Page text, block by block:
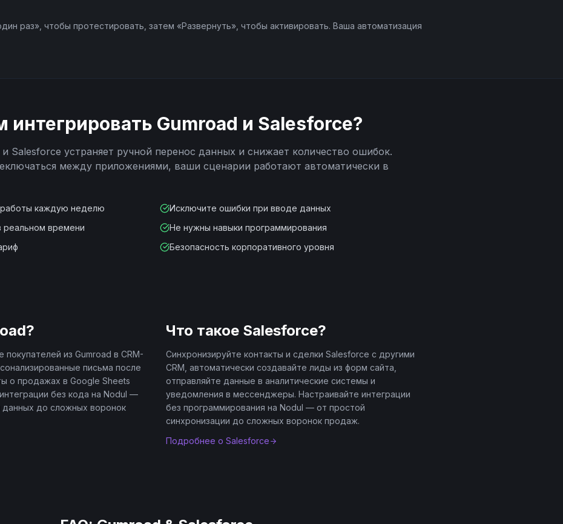
раз», чтобы протестировать, затем «Развернуть», чтобы активировать. Ваша автоматизация
интегрировать Gumroad и Salesforce?
и Salesforce устраняет ручной перенос данных и снижает количество ошибок.
между приложениями, ваши сценарии работают автоматически в
каждую неделю
Исключите ошибки при вводе данных
реальном времени
Не нужны навыки программирования
Безопасность корпоративного уровня
?
из Gumroad в CRM-
письма после
о продажах в Google Sheets
без кода на Nodul —
данных до сложных воронок
Что такое Salesforce?
Синхронизируйте контакты и сделки Salesforce с другими
CRM, автоматически создавайте лиды из форм сайта,
отправляйте данные в аналитические системы и
уведомления в мессенджеры. Настраивайте интеграции
без программирования на Nodul — от простой
синхронизации до сложных воронок продаж.
Подробнее о Salesforce